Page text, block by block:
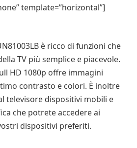
template=”horizontal”]
è ricco di funzioni che
TV più semplice e piacevole.
HD 1080p offre immagini
contrasto e colori. È inoltre
televisore dispositivi mobili e
che potrete accedere ai
dispositivi preferiti.